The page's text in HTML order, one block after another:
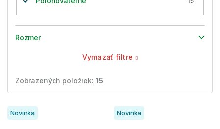
Rozmer
Vymazať filtre
Zobrazených položiek: 15
V
ýNovinka Novinka